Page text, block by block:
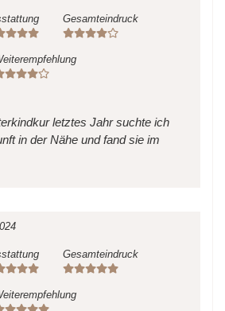
Gesamteindruck
letztes Jahr suchte ich
in der Nähe und fand sie im
Gesamteindruck